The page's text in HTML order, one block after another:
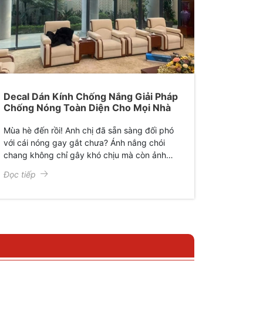
Decal Dán Kính Chống Nắng Giải Pháp
Chống Nóng Toàn Diện Cho Mọi Nhà
Mùa hè đến rồi! Anh chị đã sẵn sàng đối phó
với cái nóng gay gắt chưa? Ánh nắng chói
chang không chỉ gây khó chịu mà còn ảnh
đạc trong nhà và tăng chi phí điện năng.
Đọc tiếp